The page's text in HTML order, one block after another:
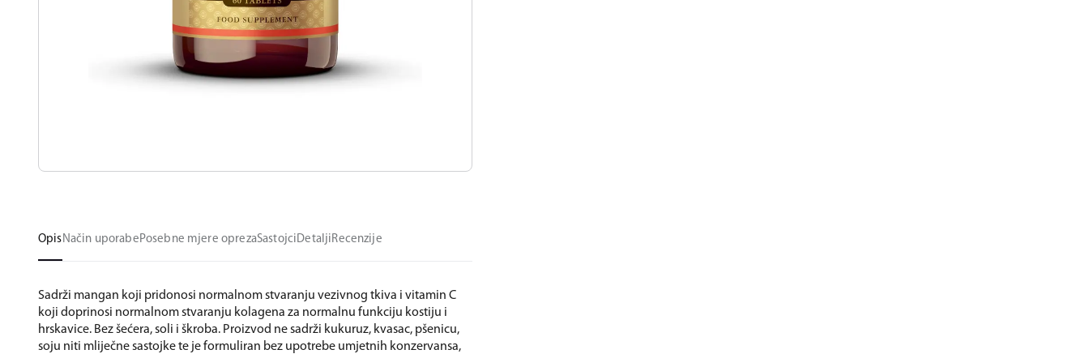
OpisNačin uporabePosebne mjere oprezaSastojciDetaljiRecenzije
Sadrži mangan koji pridonosi normalnom stvaranju vezivnog tkiva i vitamin C
koji doprinosi normalnom stvaranju kolagena za normalnu funkciju kostiju i
hrskavice. Bez šećera, soli i škroba. Proizvod ne sadrži kukuruz, kvasac, pšenicu,
soju niti mliječne sastojke te je formuliran bez upotrebe umjetnih konzervansa,